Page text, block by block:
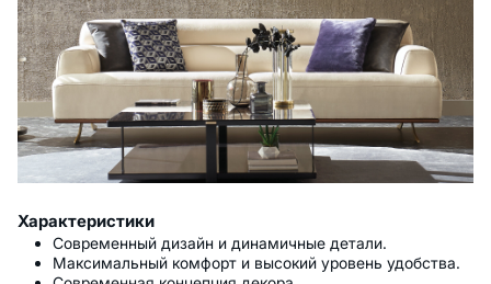
Характеристики
Современный дизайн и динамичные детали.
Максимальный комфорт и высокий уровень удобства.